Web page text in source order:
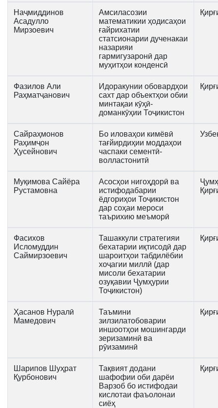
Наҷмиддинов
Асадулло
Мирзоевич
Амсиласозии
математикии ҳодисаҳои
ғайрихатии
статсионарии дученакаи
назарияи
гармигузаронӣ дар
муҳитҳои конденсӣ
Фазилов Али
Раҳматҷанович
Идоракунии обовардҳои
сахт дар объектҳои обии
минтақаи кӯҳӣ-
доманкӯҳии Тоҷикистон
Сайраҳмонов
Раҳимҷон
Ҳусейнович
Бо иловаҳои кимёвӣ
тағйирдиҳии моддаҳои
часпаки сементӣ-
волластонитӣ
Муқимова Сайёра
Рустамовна
Асосҳои нигоҳдорӣ ва
истифодабарии
ёдгориҳои Тоҷикистон
дар соҳаи мероси
таърихию меъморӣ
Фасихов
Исломуддин
Саймирзоевич
Ташаккули стратегияи
бехатарии иқтисодӣ дар
шароитҳои табдилёбии
хоҷагии миллӣ (дар
мисоли бехатарии
озуқавии Ҷумҳурии
Тоҷикистон)
Ҳасанов Нуралӣ
Мамедович
Таъмини
зилзилатобоварии
иншоотҳои мошингарди
зеризаминӣ ва
рӯизаминӣ
Шарипов Шуҳрат
Қурбонович
Тақвият додани
шафофии оби дарёи
Варзоб бо истифодаи
кислотаи фаъолонаи
сиёҳ